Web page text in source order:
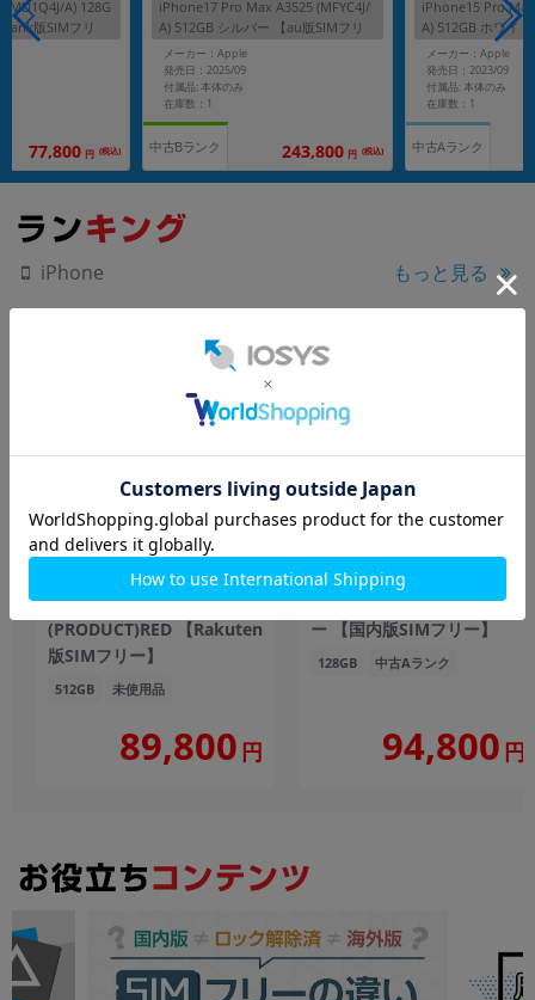
A) 128G
版SIMフリ
77,800 円 (税込)
iPhone17 Pro Max A3525 (MFYC4J/
A) 512GB シルバー 【au版SIMフリ
ー】
メーカー：Apple
発売日：2025/09
付属品: 本体のみ
在庫数：1
中古Bランク 243,800 円 (税込)
iPhone15 Pro
A) 512GB ホワイ
tBank版SIMフリ
メーカー：Apple
発売日：2023/09
付属品: 本体のみ
在庫数：1
中古Aランク
iPhone もっと見る
iPhone14 Plus A2885
(MQ4V3J/A) 512GB
(PRODUCT)RED 【Rakuten
版SIMフリー】
512GB 未使用品
89,800 円
iPhone14 Pro A2889
(MQ013J/A) 128GB シルバ
ー 【国内版SIMフリー】
128GB 中古Aランク
94,800 円